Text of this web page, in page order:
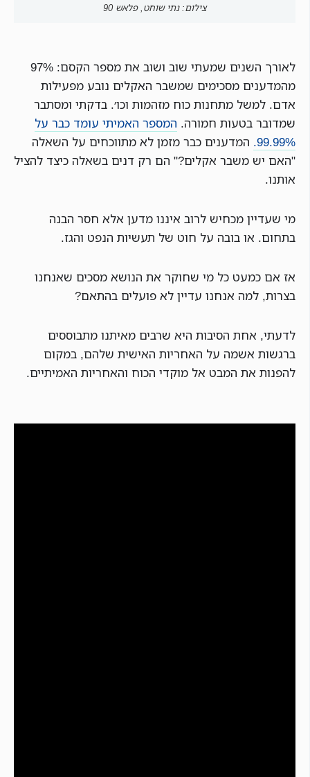
צילום: נתי שוחט, פלאש 90
לאורך השנים שמעתי שוב ושוב את מספר הקסם: 97%
מהמדענים מסכימים שמשבר האקלים נובע מפעילות
אדם. למשל מתחנות כוח מזהמות וכו׳. בדקתי ומסתבר
שמדובר בטעות חמורה. המספר האמיתי עומד כבר על
99.99%. המדענים כבר מזמן לא מתווכחים על השאלה
"האם יש משבר אקלים?" הם רק דנים בשאלה כיצד להציל
אותנו.
מי שעדיין מכחיש לרוב איננו מדען אלא חסר הבנה
בתחום. או בובה על חוט של תעשיות הנפט והגז.
אז אם כמעט כל מי שחוקר את הנושא מסכים שאנחנו
בצרות, למה אנחנו עדיין לא פועלים בהתאם?
לדעתי, אחת הסיבות היא שרבים מאיתנו מתבוססים
ברגשות אשמה על האחריות האישית שלהם, במקום
להפנות את המבט אל מוקדי הכוח והאחריות האמיתיים.